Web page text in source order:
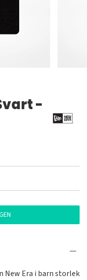
-
New Era i barn storlek